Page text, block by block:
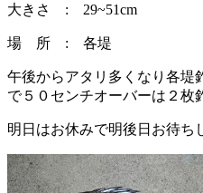
大きさ : 29~51cm
場 所 : 各堤
午後からアタリ多くなり各堤
で５０センチオーバーは２枚
明日はお休みで明後日お待ち